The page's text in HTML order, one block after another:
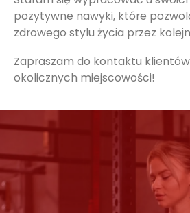
pozytywne nawyki, które
zdrowego stylu życia przez
Zapraszam do kontaktu klientów
okolicznych miejscowości!